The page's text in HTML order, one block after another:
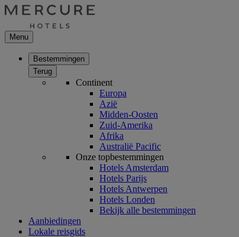
Menu
Bestemmingen
Terug
Continent
Europa
Azië
Midden-Oosten
Zuid-Amerika
Afrika
Australië Pacific
Onze topbestemmingen
Hotels Amsterdam
Hotels Parijs
Hotels Antwerpen
Hotels Londen
Bekijk alle bestemmingen
Aanbiedingen
Lokale reisgids